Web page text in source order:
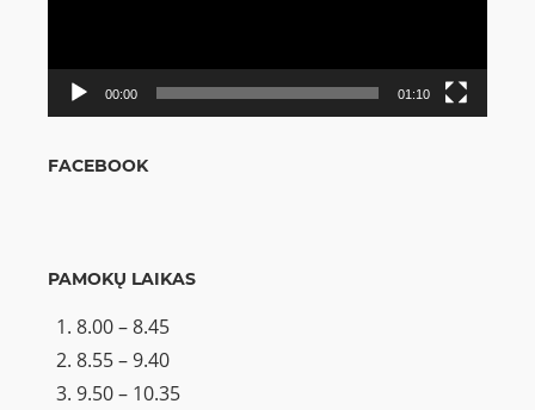
00:00 01:10
FACEBOOK
PAMOKŲ LAIKAS
8.00 – 8.45
8.55 – 9.40
9.50 – 10.35